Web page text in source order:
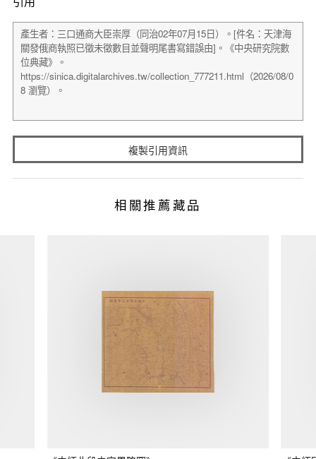
複製引用資訊
相關推薦藏品